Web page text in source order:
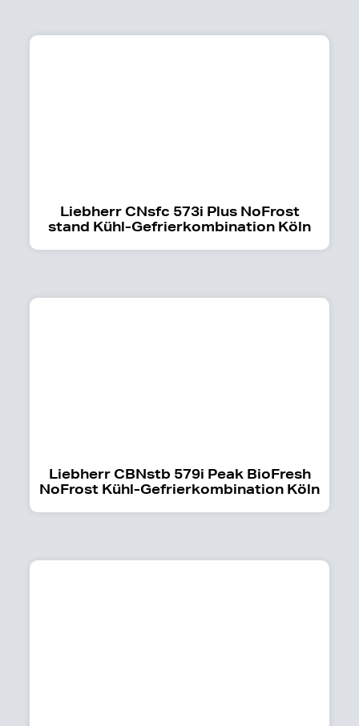
Liebherr CNsfc 573i Plus NoFrost
stand Kühl-Gefrierkombination Köln
Liebherr CBNstb 579i Peak BioFresh
NoFrost Kühl-Gefrierkombination Köln